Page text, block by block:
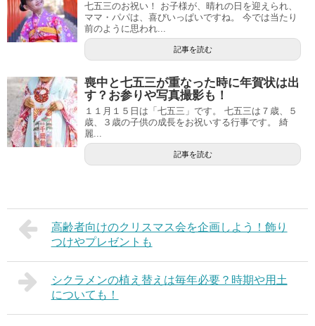
七五三のお祝い！ お子様が、晴れの日を迎えられ、
ママ・パパは、喜びいっぱいですね。 今では当たり
前のように思われ...
記事を読む
喪中と七五三が重なった時に年賀状は出
す？お参りや写真撮影も！
１１月１５日は「七五三」です。 七五三は７歳、５
歳、３歳の子供の成長をお祝いする行事です。 綺
麗...
記事を読む
高齢者向けのクリスマス会を企画しよう！飾り
つけやプレゼントも
シクラメンの植え替えは毎年必要？時期や用土
についても！